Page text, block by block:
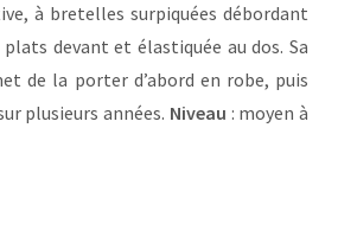
à bretelles surpiquées débordant
devant et élastiquée au dos. Sa
de la porter d’abord en robe, puis
plusieurs années. Niveau : moyen à